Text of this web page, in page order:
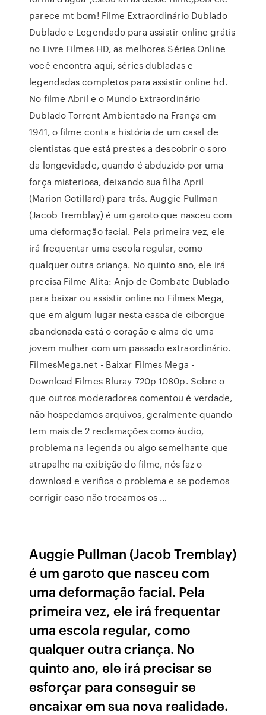
parece mt bom! Filme Extraordinário Dublado
Dublado e Legendado para assistir online grátis
no Livre Filmes HD, as melhores Séries Online
você encontra aqui, séries dubladas e
legendadas completos para assistir online hd.
No filme Abril e o Mundo Extraordinário
Dublado Torrent Ambientado na França em
1941, o filme conta a história de um casal de
cientistas que está prestes a descobrir o soro
da longevidade, quando é abduzido por uma
força misteriosa, deixando sua filha April
(Marion Cotillard) para trás. Auggie Pullman
(Jacob Tremblay) é um garoto que nasceu com
uma deformação facial. Pela primeira vez, ele
irá frequentar uma escola regular, como
qualquer outra criança. No quinto ano, ele irá
precisa Filme Alita: Anjo de Combate Dublado
para baixar ou assistir online no Filmes Mega,
que em algum lugar nesta casca de ciborgue
abandonada está o coração e alma de uma
jovem mulher com um passado extraordinário.
FilmesMega.net - Baixar Filmes Mega -
Download Filmes Bluray 720p 1080p. Sobre o
que outros moderadores comentou é verdade,
não hospedamos arquivos, geralmente quando
tem mais de 2 reclamações como áudio,
problema na legenda ou algo semelhante que
atrapalhe na exibição do filme, nós faz o
download e verifica o problema e se podemos
corrigir caso não trocamos os …
Auggie Pullman (Jacob Tremblay)
é um garoto que nasceu com
uma deformação facial. Pela
primeira vez, ele irá frequentar
uma escola regular, como
qualquer outra criança. No
quinto ano, ele irá precisar se
esforçar para conseguir se
encaixar em sua nova realidade.